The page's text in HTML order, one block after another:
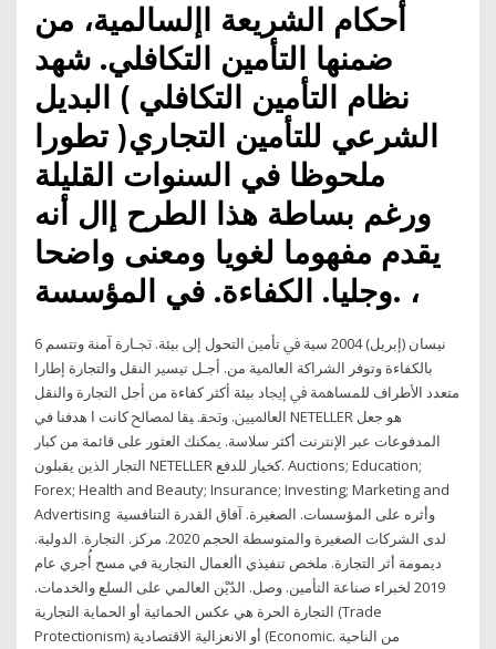
أحكام الشريعة اإلسالمية، من
ضمنها التأمين التكافلي. شهد
نظام التأمين التكافلي ) البديل
الشرعي للتأمين التجاري( تطورا
ملحوظا في السنوات القليلة
ورغم بساطة هذا الطرح إال أنه
يقدم مفهوما لغويا ومعنى واضحا
وجليا. الكفاءة. في المؤسسة. ،
6 نيسان (إبريل) 2004 ﺳﻴﺔ ﰲ ﺗﺄﻣﲔ ﺍﻟﺘﺤﻮﻝ ﺇﱃ ﺑﻴﺌﺔ. ﲡـﺎﺭﺓ ﺁﻣﻨﺔ ﻭﺗﺘﺴﻢ
ﺑﺎﻟﻜﻔﺎﺀﺓ ﻭﺗﻮﻓﺮ ﺍﻟﺸﺮﺍﻛﺔ ﺍﻟﻌﺎﳌﻴﺔ ﻣﻦ. ﺃﺟـﻞ ﺗﻴﺴﲑ ﺍﻟﻨﻘﻞ ﻭﺍﻟﺘﺠﺎﺭﺓ ﺇﻃﺎﺭﺍ
ﻣﺘﻌﺪﺩ ﺍﻷﻃﺮﺍﻑ ﻟﻠﻤﺴﺎﳘﺔ ﰲ ﺇﳚﺎﺩ ﺑﻴﺌﺔ ﺃﻛﺜﺮ ﻛﻔﺎﺀﺓ ﻣﻦ ﺃﺟﻞ ﺍﻟﺘﺠﺎﺭﺓ ﻭﺍﻟﻨﻘﻞ
ﺍﻟﻌﺎﳌﻴﲔ. ﻭﲢﻘ. ﻴﻘﺎ ﳌﺼﺎﱀ ﻛﺎﻧﺖ ﺍ هدفنا في NETELLER هو جعل
المدفوعات عبر الإنترنت أكثر سلاسة. يمكنك العثور على قائمة من كبار
التجار الذين يقبلون NETELLER كخيار للدفع. Auctions; Education;
Forex; Health and Beauty; Insurance; Investing; Marketing and
Advertising وأثره على المؤسسات. الصغيرة. آفاق القدرة التنافسية
لدى الشركات الصغيرة والمتوسطة الحجم 2020. مركز. التجارة. الدولية.
ديمومة أثر التجارة. ملخص تنفيذي األعمال التجارية في مسح أُجري عام
2019 لخبراء صناعة التأمين. وصل. الدّيْن العالمي على السلع والخدمات.
التجارة الحرة هي عكس الحمائية أو الحماية التجارية (Trade
Protectionism) أو الانعزالية الاقتصادية (Economic. من الناحية